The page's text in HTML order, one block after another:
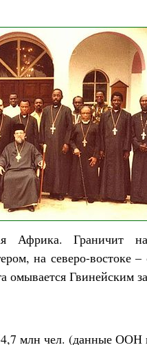
Африка. Граничит
на северо-востоке
омывается Гвинейским
млн чел. (данные ООН